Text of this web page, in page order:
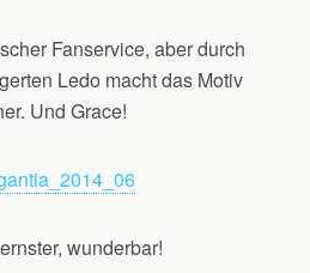
Fanservice, aber durch
Ledo macht das Motiv
Und Grace!
wunderbar!